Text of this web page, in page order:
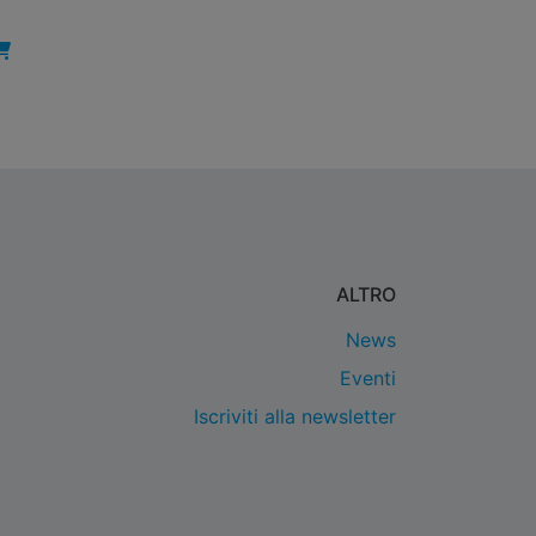
ALTRO
News
Eventi
Iscriviti alla newsletter